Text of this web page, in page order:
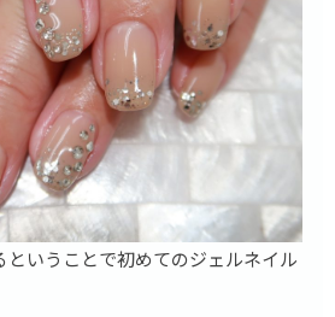
ということで初めてのジェルネイル